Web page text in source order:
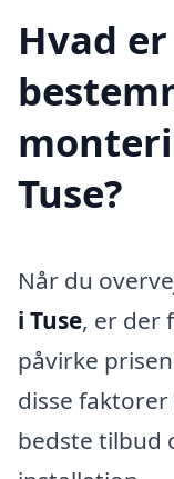
Hvad
Tuse?
Når du
i Tuse, er der
påvirke
disse
bedste tilbud